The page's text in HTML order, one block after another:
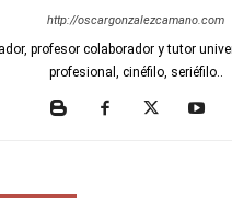
http://oscargonzalezcamano.com
profesor colaborador y tutor
profesional, cinéfilo, seriéfilo..